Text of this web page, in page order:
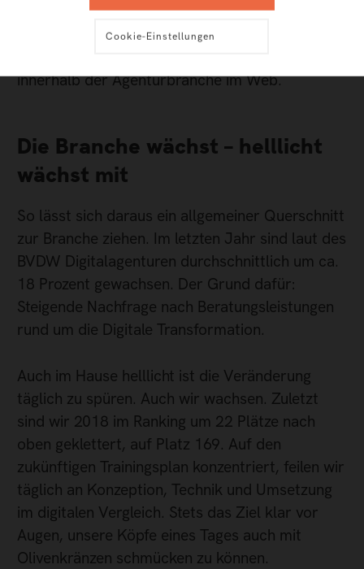
Das Ranking fungiert als ein wichtiges Segment
der digitalen Wertschöpfungskette. Zudem hilft
innerhalb der Agenturbranche im Web.
Die Branche wächst – helllicht
wächst mit
So lässt sich daraus ein allgemeiner Querschnitt
zur Branche ziehen. Im letzten Jahr sind laut des
BVDW Digitalagenturen durchschnittlich um ca.
18 Prozent gewachsen. Der Grund dafür:
Steigende Nachfrage nach Beratungsleistungen
rund um die Digitale Transformation.
Auch im Hause helllicht ist die Veränderung
täglich zu spüren. Auch wir wachsen. Zuletzt
sind wir 2018 im Ranking um 22 Plätze nach
oben geklettert, auf Platz 169. Auf den
zukünftigen Trainingsplan konzentriert, feilen wir
täglich an Konzeption, Technik und Umsetzung
im digitalen Vergleich. Stets das Ziel klar vor
Augen, unsere Köpfe eines Tages auch mit
Olivenkränzen schmücken zu können.
Cookie-Einstellungen